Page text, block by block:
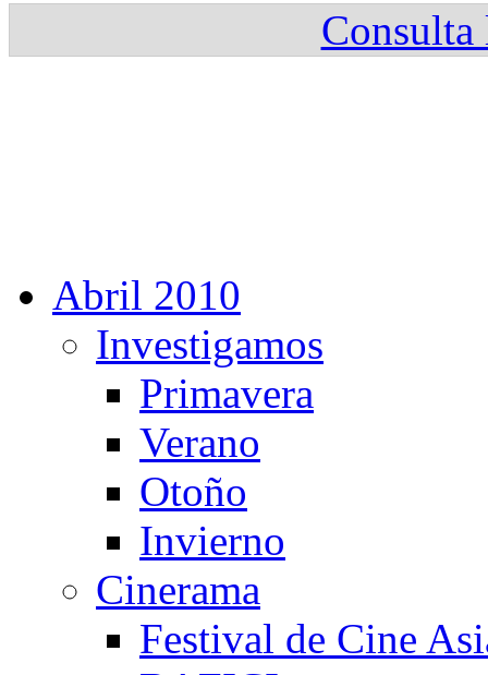
Consulta
Abril 2010
Investigamos
Primavera
Verano
Otoño
Invierno
Cinerama
Festival de Cine